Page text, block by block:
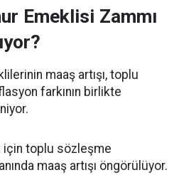
Emeklisi Zammı
maaş artışı, toplu
farkının birlikte
için toplu sözleşme
maaş artışı öngörülüyor.